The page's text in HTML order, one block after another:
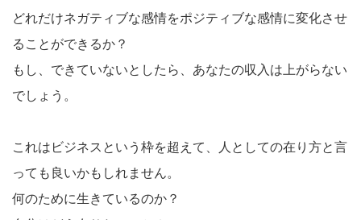
どれだけネガティブな感情をポジティブな感情に変化させ
ることができるか？
もし、できていないとしたら、あなたの収入は上がらない
でしょう。
これはビジネスという枠を超えて、人としての在り方と言
っても良いかもしれません。
何のために生きているのか？